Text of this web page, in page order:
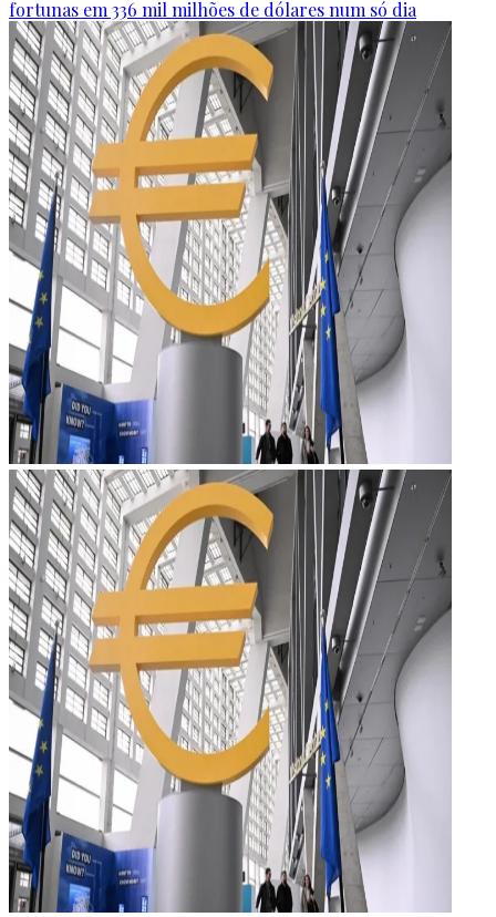
fortunas em 336 mil milhões de dólares num só dia